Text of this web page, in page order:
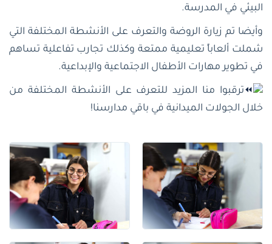
البيئي في المدرسة.
وأيضا تم زيارة الروضة والتعرف على الأنشطة المختلفة التي
شملت ألعاباً تعليمية ممتعة وكذلك تجارب تفاعلية تساهم
في تطوير مهارات الأطفال الاجتماعية والإبداعية.
ترقبوا منا المزيد للتعرف على الأنشطة المختلفة من
خلال الجولات الميدانية في باقي مدارسنا!